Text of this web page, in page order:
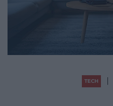
TECH